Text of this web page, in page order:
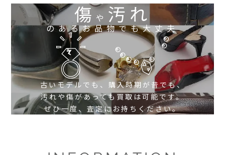
傷や 汚れ
のあるお品物でも大丈夫
古いモデルでも、購入時期が昔でも、
汚れや傷があっても買取は可能です。
ぜひ一度、査定にお持ちください。